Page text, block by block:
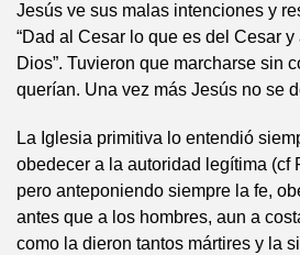
Jesús ve sus malas intenciones y
“Dad al Cesar lo que es del Cesar
Dios”. Tuvieron que marcharse sin
querían. Una vez más Jesús no se
La Iglesia primitiva lo entendió
obedecer a la autoridad legítima (cf
pero anteponiendo siempre la fe,
antes que a los hombres, aun a
como la dieron tantos mártires y la